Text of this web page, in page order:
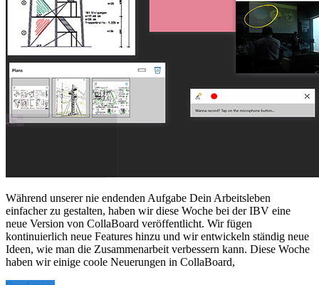
Während unserer nie endenden Aufgabe Dein Arbeitsleben
einfacher zu gestalten, haben wir diese Woche bei der IBV eine
neue Version von CollaBoard veröffentlicht. Wir fügen
kontinuierlich neue Features hinzu und wir entwickeln ständig neue
Ideen, wie man die Zusammenarbeit verbessern kann. Diese Woche
haben wir einige coole Neuerungen in CollaBoard,